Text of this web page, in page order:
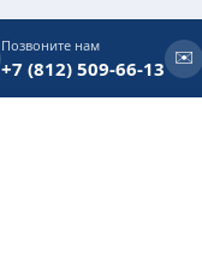
Позвоните нам
+7 (812) 509-66-13
✉️